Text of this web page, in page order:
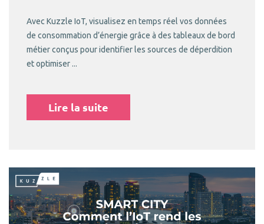
Avec Kuzzle IoT, visualisez en temps réel vos données
de consommation d’énergie grâce à des tableaux de bord
métier conçus pour identifier les sources de déperdition
et optimiser ...
Lire la suite